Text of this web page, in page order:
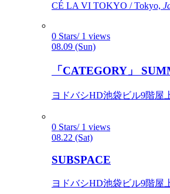
CÉ LA VI TOKYO / Tokyo,
0 Stars/ 1 views
08.09 (Sun)
「CATEGORY」
ヨドバシHD池袋ビル9階屋
0 Stars/ 1 views
08.22 (Sat)
SUBSPACE
ヨドバシHD池袋ビル9階屋